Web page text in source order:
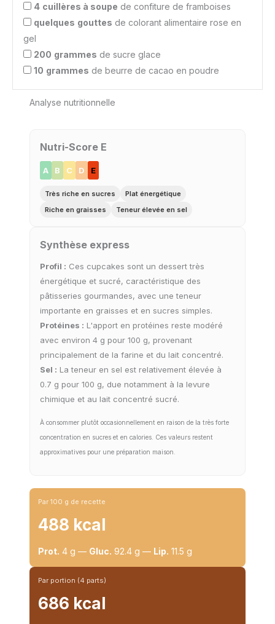
4 cuillères à soupe de confiture de framboises
quelques gouttes de colorant alimentaire rose en
gel
200 grammes de sucre glace
10 grammes de beurre de cacao en poudre
Analyse nutritionnelle
Nutri-Score E
A B C D E
Très riche en sucres
Plat énergétique
Riche en graisses
Teneur élevée en sel
Synthèse express
Profil : Ces cupcakes sont un dessert très
énergétique et sucré, caractéristique des
pâtisseries gourmandes, avec une teneur
importante en graisses et en sucres simples.
Protéines : L'apport en protéines reste modéré
avec environ 4 g pour 100 g, provenant
principalement de la farine et du lait concentré.
Sel : La teneur en sel est relativement élevée à
0.7 g pour 100 g, due notamment à la levure
chimique et au lait concentré sucré.
À consommer plutôt occasionnellement en raison de la très forte
concentration en sucres et en calories. Ces valeurs restent
approximatives pour une préparation maison.
Par 100 g de recette
488 kcal
Prot. 4 g — Gluc. 92.4 g — Lip. 11.5 g
Par portion (4 parts)
686 kcal